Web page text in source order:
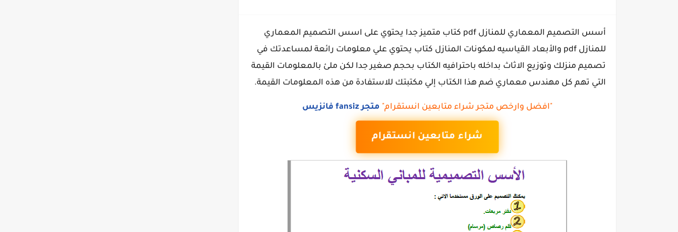
أسس التصميم المعماري للمنازل pdf كتاب متميز جدا يحتوي على اسس التصميم المعماري
للمنازل pdf والأبعاد القياسيه لمكونات المنازل كتاب يحتوي علي معلومات رائعة لمساعدتك في
تصميم منزلك وتوزيع الاثاث بداخله باحترافيه الكتاب بحجم صغير جدا لكن ملئ بالمعلومات القيمة
التي تهم كل مهندس معماري ضم هذا الكتاب إلي مكتبتك للاستفادة من هذه المعلومات القيمة.
"افضل وارخص متجر شراء متابعين انستقرام" متجر fansiz فانزيس
شراء متابعين انستقرام